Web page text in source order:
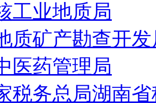
工业地质局
质矿产勘查开发
医药管理局
税务总局湖南